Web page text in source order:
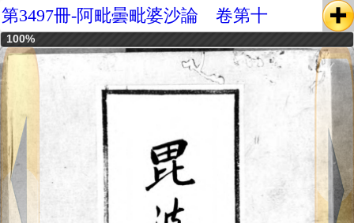
第3497冊-阿毗曇毗婆沙論 卷第十
100%